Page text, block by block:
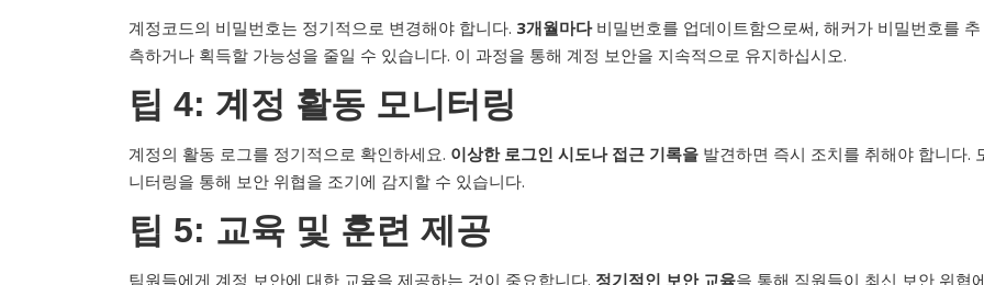
계정코드의 비밀번호는 정기적으로 변경해야 합니다. 3개월마다비밀번호를 업데이트함으로써, 해커가 비밀번호를 추
측하거나 획득할 가능성을 줄일 수 있습니다. 이 과정을 통해 계정 보안을 지속적으로 유지하십시오.
팁 4: 계정 활동 모니터링
계정의 활동 로그를 정기적으로 확인하세요. 이상한 로그인 시도나 접근 기록을 발견하면 즉시 조치를 취해야 합니다.
니터링을 통해 보안 위협을 조기에 감지할 수 있습니다.
팁 5: 교육 및 훈련 제공
팀원들에게 계정 보안에 대한 교육을 제공하는 것이 중요합니다. 정기적인 보안 교육을 통해 직원들이 최신 보안 위협